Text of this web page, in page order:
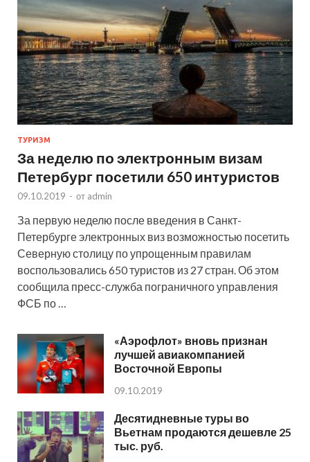
ТУРИЗМ
За неделю по электронным визам
Петербург посетили 650 интуристов
09.10.2019 - от admin
За первую неделю после введения в Санкт-
Петербурге электронных виз возможностью посетить
Северную столицу по упрощенным правилам
воспользовались 650 туристов из 27 стран. Об этом
сообщила пресс-служба пограничного управления
ФСБ по …
«Аэрофлот» вновь признан
лучшей авиакомпанией
Восточной Европы
09.10.2019
Десятидневные туры во
Вьетнам продаются дешевле 25
тыс. руб.